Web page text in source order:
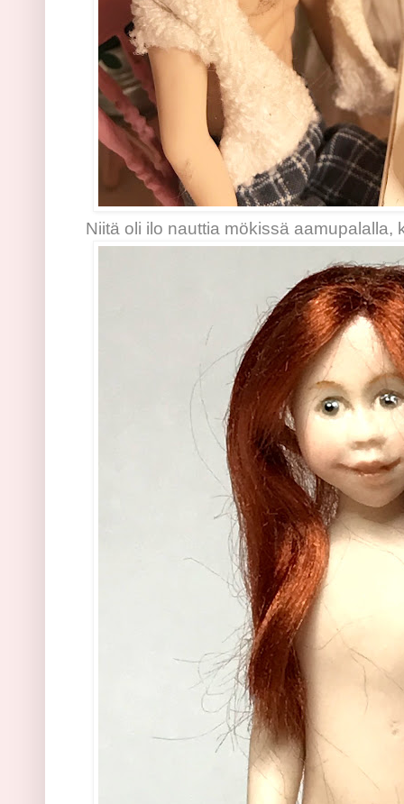
Niitä oli ilo nauttia mökissä aamupalalla,